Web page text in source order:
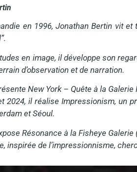
en 1996, Jonathan Bertin vit
en image, il développe son
d’observation et de narration.
New York – Quête à la
2024, il réalise Impressionism, un
et Séoul.
Résonance à la Fisheye
inspirée de l’impressionnisme,